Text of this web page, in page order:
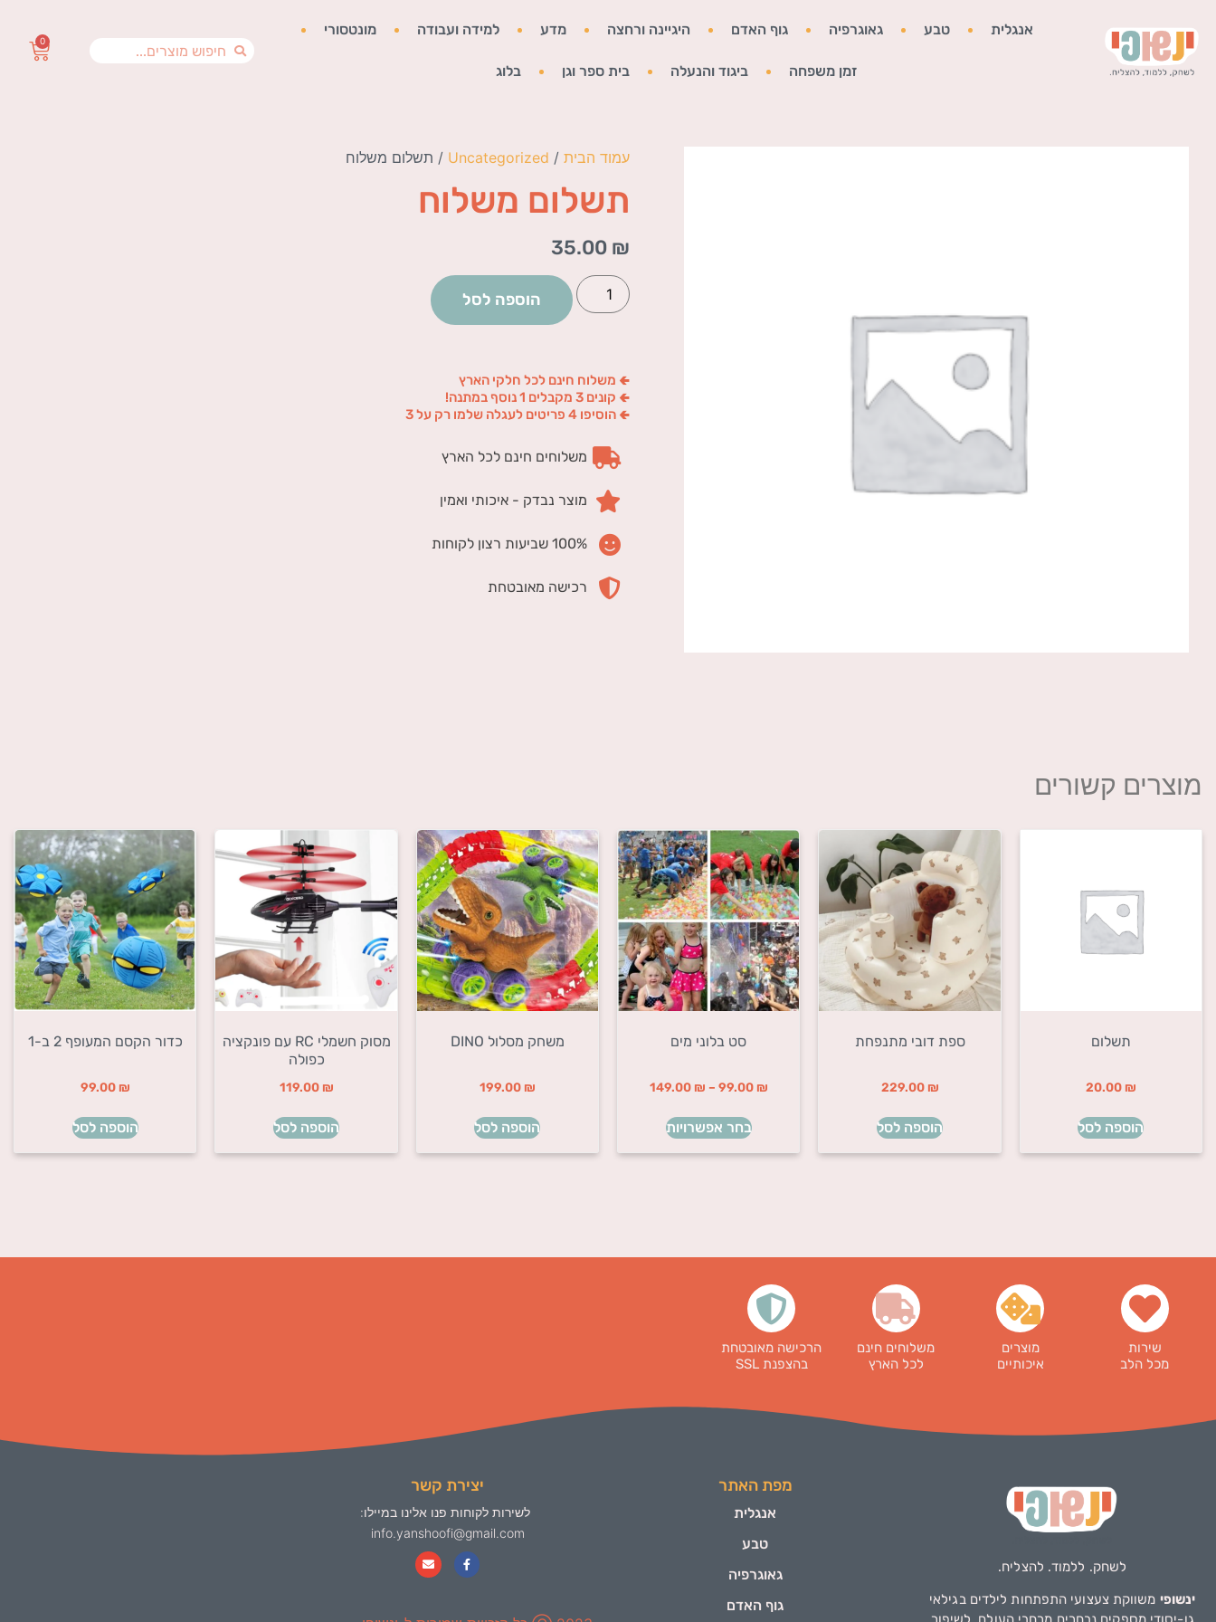
אנגלית טבע גאוגרפיה גוף האדם היגיינה ורחצה מדע למידה ועבודה מונטסורי
זמן משפחה ביגוד והנעלה בית ספר וגן בלוג
0
עמוד הבית /
Uncategorized / תשלום משלוח
תשלום משלוח
35.00 ₪
הוספה לסל
🢀 משלוח חינם לכל חלקי הארץ
🢀 קונים 3 מקבלים 1 נוסף במתנה!
🢀 הוסיפו 4 פריטים לעגלה שלמו רק על 3
משלוחים חינם לכל הארץ
מוצר נבדק - איכותי ואמין
100% שביעות רצון לקוחות
רכישה מאובטחת
מוצרים קשורים
תשלום
20.00 ₪
הוספה לסל
ספת דובי מתנפחת
229.00 ₪
הוספה לסל
סט בלוני מים
99.00 ₪
–
149.00 ₪
בחר אפשרויות
משחק מסלול DINO
199.00 ₪
הוספה לסל
מסוק חשמלי RC עם פונקציה
כפולה
119.00 ₪
הוספה לסל
כדור הקסם המעופף 2 ב-1
99.00 ₪
הוספה לסל
שירות
מכל הלב
מוצרים
איכותיים
משלוחים חינם
לכל הארץ
הרכישה מאובטחת
בהצפנת SSL
לשחק. ללמוד. להצליח.
ינשופי משווקת צעצועי התפתחות לילדים בגילאי
מפת האתר
אנגלית
טבע
גאוגרפיה
גוף האדם
יצירת קשר
לשירות לקוחות פנו אלינו במיילו:
info.yanshoofi@gmail.com